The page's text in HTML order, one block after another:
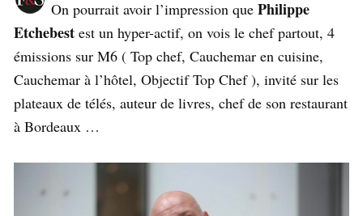
On pourrait avoir l’impression que Philippe
Etchebest est un hyper-actif, on vois le chef partout, 4
émissions sur M6 ( Top chef, Cauchemar en cuisine,
Cauchemar à l’hôtel, Objectif Top Chef ), invité sur les
plateaux de télés, auteur de livres, chef de son restaurant
à Bordeaux …